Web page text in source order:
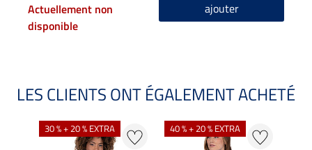
Actuellement non
disponible
ajouter
LES CLIENTS ONT ÉGALEMENT ACHETÉ
30 % + 20 % EXTRA 40 % + 20 % EXTRA